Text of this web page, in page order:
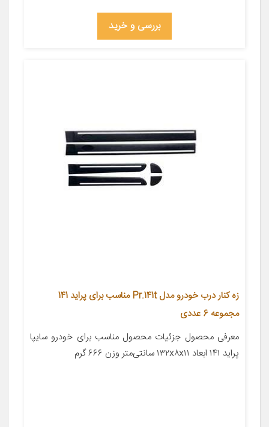
بررسی و خرید
زه کنار درب خودرو مدل Pr.141t مناسب برای پراید 141
مجموعه 6 عددی
معرفی محصول جزئیات محصول مناسب برای خودرو سایپا
پراید ۱۴۱ ابعاد ۱۳۲x۸x۱۱ سانتی‌متر وزن ۶۶۶ گرم